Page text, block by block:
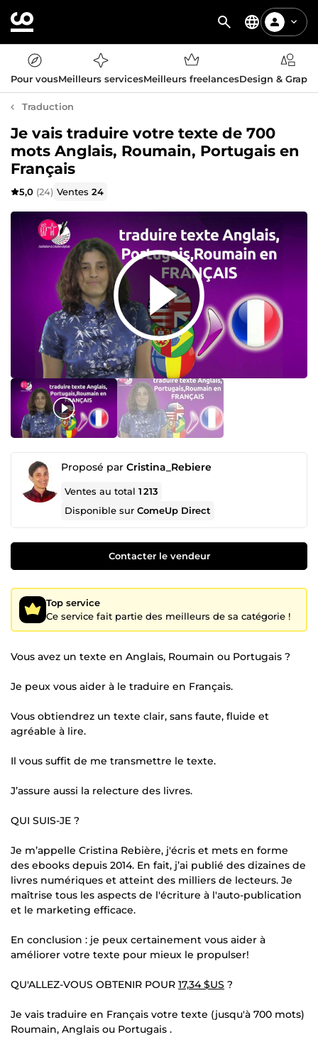
Pour vousMeilleurs servicesMeilleurs freelancesDesign &
Traduction
Je vais traduire votre texte de 700
mots Anglais, Roumain, Portugais en
Français
5,0 (24) Ventes24
Proposé par Cristina_Rebiere
Ventes au total1 213
Disponible surComeUp Direct
Contacter le vendeur
Top service
Ce service fait partie des meilleurs de sa catégorie !
Vous avez un texte en Anglais, Roumain ou Portugais ?
Je peux vous aider à le traduire en Français.
Vous obtiendrez un texte clair, sans faute, fluide et
agréable à lire.
Il vous suffit de me transmettre le texte.
J’assure aussi la relecture des livres.
QUI SUIS-JE ?
Je m’appelle Cristina Rebière, j'écris et mets en forme
des ebooks depuis 2014. En fait, j’ai publié des dizaines de
livres numériques et atteint des milliers de lecteurs. Je
maîtrise tous les aspects de l'écriture à l'auto-publication
et le marketing efficace.
En conclusion : je peux certainement vous aider à
améliorer votre texte pour mieux le propulser!
QU'ALLEZ-VOUS OBTENIR POUR 17,34 $US ?
Je vais traduire en Français votre texte (jusqu'à 700 mots)
Roumain, Anglais ou Portugais .